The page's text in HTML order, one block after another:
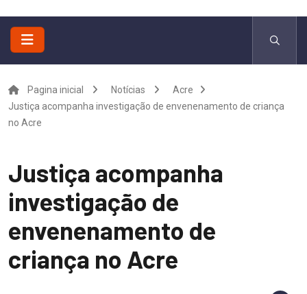
Pagina inicial Notícias
Acre
Justiça acompanha investigação de envenenamento de criança
no Acre
Justiça acompanha
investigação de
envenenamento de
criança no Acre